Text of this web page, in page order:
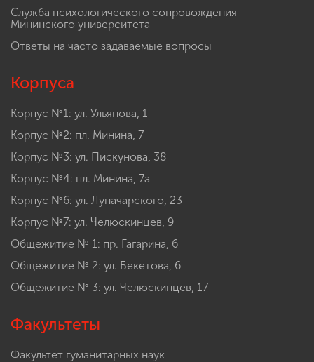
Служба психологического сопровождения
Мининского университета
Ответы на часто задаваемые вопросы
Корпуса
Корпус №1: ул. Ульянова, 1
Корпус №2: пл. Минина, 7
Корпус №3: ул. Пискунова, 38
Корпус №4: пл. Минина, 7а
Корпус №6: ул. Луначарского, 23
Корпус №7: ул. Челюскинцев, 9
Общежитие № 1: пр. Гагарина, 6
Общежитие № 2: ул. Бекетова, 6
Общежитие № 3: ул. Челюскинцев, 17
Факультеты
Факультет гуманитарных наук